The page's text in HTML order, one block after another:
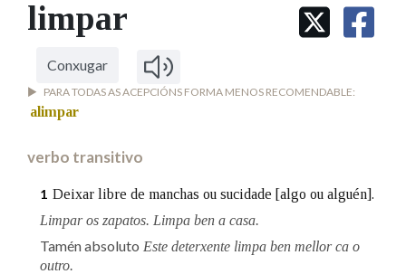
IDENTIDADE CORPORATIVA
MARCIAL DEL ADALID
FIGURAS HOMENAXEADAS
Facebook
TwitterYoutubeInstagram
Bluesky
BUSCAR NOS LEMAS
Comeza por
Contén
limpar
Conxugar
PARA TODAS AS ACEPCIÓNS FORMA MENOS RECOMENDABLE:
alimpar
verbo transitivo
1 Deixar libre de manchas ou sucidade [algo ou alguén].
Limpar os zapatos. Limpa ben a casa.
Tamén absoluto Este deterxente limpa ben mellor ca o
outro.